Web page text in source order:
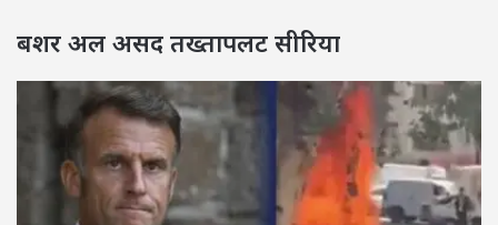
बशर अल असद तख्तापलट सीरिया